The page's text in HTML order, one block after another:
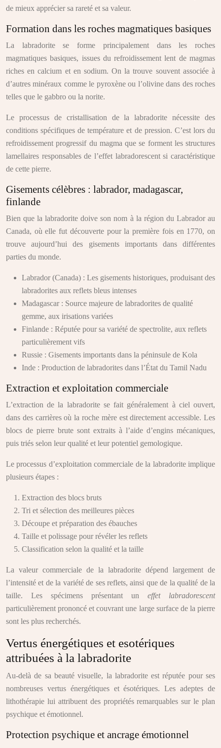
de mieux apprécier sa rareté et sa valeur.
Formation dans les roches magmatiques basiques
La labradorite se forme principalement dans les roches
magmatiques basiques, issues du refroidissement lent de magmas
riches en calcium et en sodium. On la trouve souvent associée à
d’autres minéraux comme le pyroxène ou l’olivine dans des roches
telles que le gabbro ou la norite.
Le processus de cristallisation de la labradorite nécessite des
conditions spécifiques de température et de pression. C’est lors du
refroidissement progressif du magma que se forment les structures
lamellaires responsables de l’effet labradorescent si caractéristique
de cette pierre.
Gisements célèbres : labrador, madagascar,
finlande
Bien que la labradorite doive son nom à la région du Labrador au
Canada, où elle fut découverte pour la première fois en 1770, on
trouve aujourd’hui des gisements importants dans différentes
parties du monde.
Labrador (Canada) : Les gisements historiques, produisant des
labradorites aux reflets bleus intenses
Madagascar : Source majeure de labradorites de qualité
gemme, aux irisations variées
Finlande : Réputée pour sa variété de spectrolite, aux reflets
particulièrement vifs
Russie : Gisements importants dans la péninsule de Kola
Inde : Production de labradorites dans l’État du Tamil Nadu
Extraction et exploitation commerciale
L’extraction de la labradorite se fait généralement à ciel ouvert,
dans des carrières où la roche mère est directement accessible. Les
blocs de pierre brute sont extraits à l’aide d’engins mécaniques,
puis triés selon leur qualité et leur potentiel gemologique.
Le processus d’exploitation commerciale de la labradorite implique
plusieurs étapes :
Extraction des blocs bruts
Tri et sélection des meilleures pièces
Découpe et préparation des ébauches
Taille et polissage pour révéler les reflets
Classification selon la qualité et la taille
La valeur commerciale de la labradorite dépend largement de
l’intensité et de la variété de ses reflets, ainsi que de la qualité de la
taille. Les spécimens présentant un effet labradorescent
particulièrement prononcé et couvrant une large surface de la pierre
sont les plus recherchés.
Vertus énergétiques et esotériques
attribuées à la labradorite
Au-delà de sa beauté visuelle, la labradorite est réputée pour ses
nombreuses vertus énergétiques et ésotériques. Les adeptes de
lithothérapie lui attribuent des propriétés remarquables sur le plan
psychique et émotionnel.
Protection psychique et ancrage émotionnel